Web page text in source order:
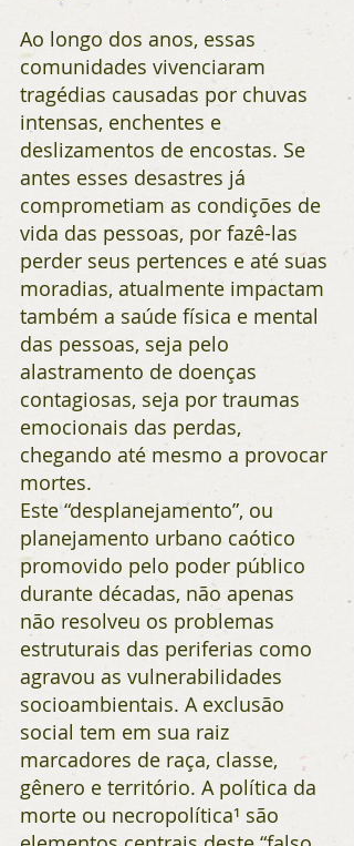
Ao longo dos anos, essas
comunidades vivenciaram
tragédias causadas por chuvas
intensas, enchentes e
deslizamentos de encostas. Se
antes esses desastres já
comprometiam as condições de
vida das pessoas, por fazê-las
perder seus pertences e até suas
moradias, atualmente impactam
também a saúde física e mental
das pessoas, seja pelo
alastramento de doenças
contagiosas, seja por traumas
emocionais das perdas,
chegando até mesmo a provocar
mortes.
Este “desplanejamento”, ou
planejamento urbano caótico
promovido pelo poder público
durante décadas, não apenas
não resolveu os problemas
estruturais das periferias como
agravou as vulnerabilidades
socioambientais. A exclusão
social tem em sua raiz
marcadores de raça, classe,
gênero e território. A política da
morte ou necropolítica¹ são